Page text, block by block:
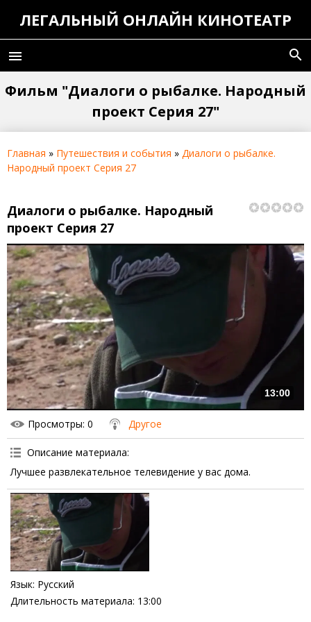
ЛЕГАЛЬНЫЙ ОНЛАЙН КИНОТЕАТР
menu search
Фильм "Диалоги о рыбалке. Народный
проект Серия 27"
Главная » Путешествия и события » Диалоги о рыбалке.
Народный проект Серия 27
Диалоги о рыбалке. Народный
проект Серия 27
13:00
Просмотры: 0 Другое
Описание материала:
Лучшее развлекательное телевидение у вас дома.
Язык: Русский
Длительность материала: 13:00